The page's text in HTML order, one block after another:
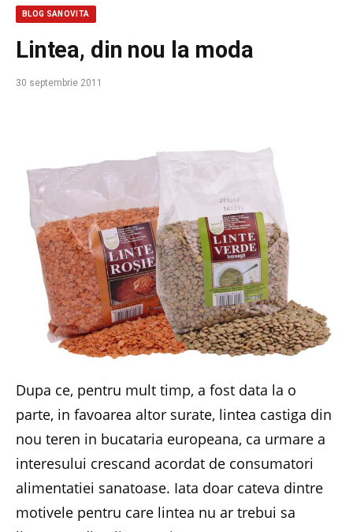
BLOG SANOVITA
Lintea, din nou la moda
30 septembrie 2011
Dupa ce, pentru mult timp, a fost data la o
parte, in favoarea altor surate, lintea castiga din
nou teren in bucataria europeana, ca urmare a
interesului crescand acordat de consumatori
alimentatiei sanatoase. Iata doar cateva dintre
motivele pentru care lintea nu ar trebui sa